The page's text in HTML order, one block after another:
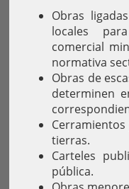
Obras
locales
comercial
normativa
Obras de
determinen
tierras.
Carteles
pública.